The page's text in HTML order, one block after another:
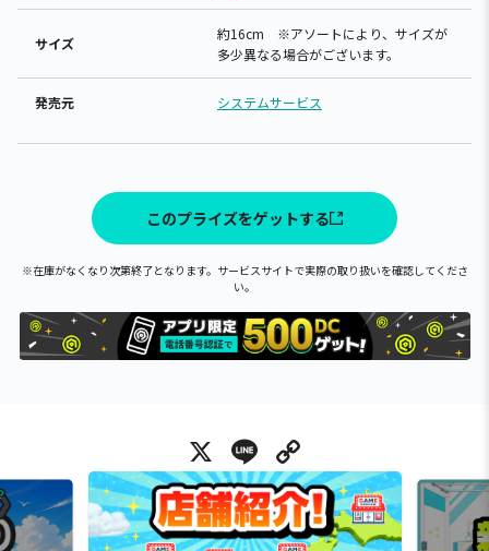
サイズ
約16cm ※アソートにより、サイズが
多少異なる場合がございます。
発売元 システムサービス
このプライズをゲットする
※在庫がなくなり次第終了となります。サービスサイトで実際の取り扱いを確認してくださ
い。
X Line